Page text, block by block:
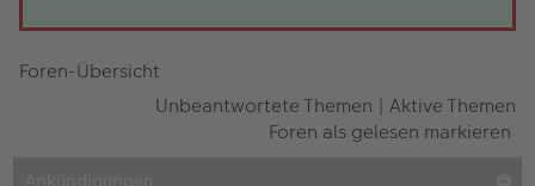
Foren-Übersicht
Unbeantwortete Themen | Aktive Themen
Foren als gelesen markieren